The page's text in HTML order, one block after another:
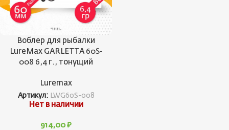
Воблер для рыбалки
LureMax GARLETTA 60S-
008 6,4 г., тонущий
Luremax
Артикул: LWG60S-008
Нет в наличии
914,00 ₽